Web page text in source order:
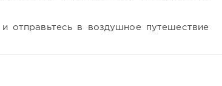
и отправьтесь в воздушное путешествие